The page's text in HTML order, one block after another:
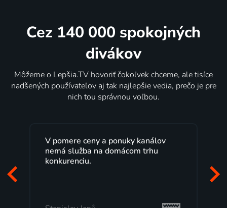
Cez 140 000 spokojných
divákov
Môžeme o Lepšia.TV hovoriť čokoľvek chceme, ale tisíce
nadšených používateľov aj tak najlepšie vedia, prečo je pre
nich tou správnou voľbou.
ceny a ponuky kanálov
na domácom trhu
Lepšia.TV sledujem
rokov s maximálnou
pozerať, kedy sa mi
to, čo mi vyhovuje.